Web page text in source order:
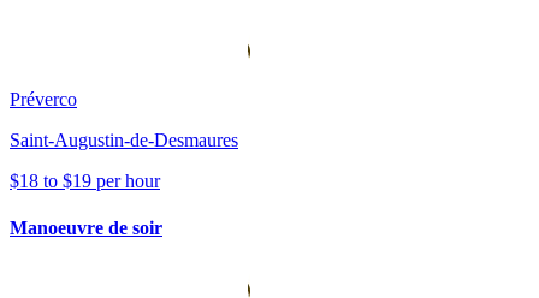
Préverco
Saint-Augustin-de-Desmaures
$18 to $19 per hour
Manoeuvre de soir